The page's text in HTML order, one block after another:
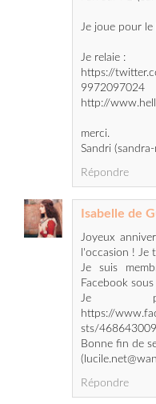
https://
9972097024
http://
merci.
Sandri
Joyeux
l'occasion ! Je
Je suis
Facebook
Je
https://
sts/
Bonne fin de
Répondre
Waouw,